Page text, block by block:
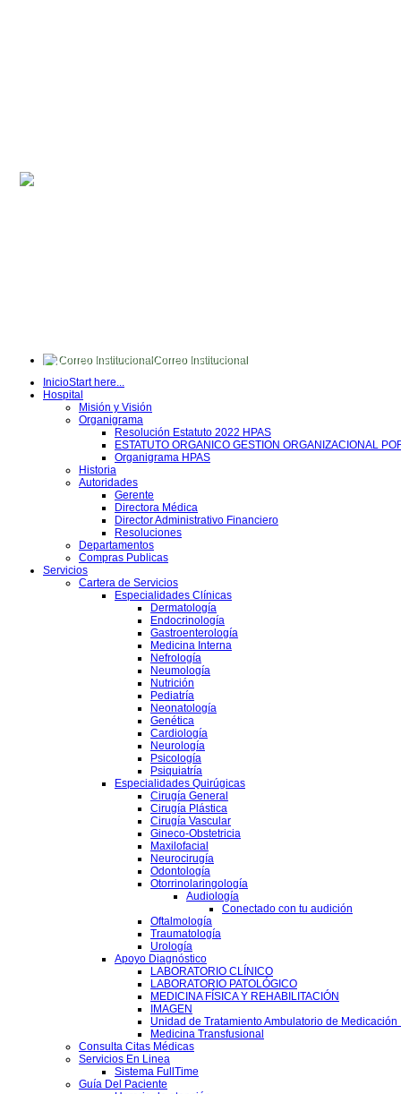
Correo Institucional
Intranet
Quipux
InicioStart here...
Hospital
Misión y Visión
Organigrama
Resolución Estatuto 2022 HPAS
ESTATUTO ORGANICO GESTION ORGANIZACIONAL
Organigrama HPAS
Historia
Autoridades
Gerente
Directora Médica
Director Administrativo Financiero
Resoluciones
Departamentos
Compras Publicas
Servicios
Cartera de Servicios
Especialidades Clínicas
Dermatología
Endocrinología
Gastroenterología
Medicina Interna
Nefrología
Neumología
Nutrición
Pediatría
Neonatología
Genética
Cardiología
Neurología
Psicología
Psiquiatría
Especialidades Quirúgicas
Cirugía General
Cirugía Plástica
Cirugía Vascular
Gineco-Obstetricia
Maxilofacial
Neurocirugía
Odontología
Otorrinolaringología
Audiología
Conectado con tu audición
Oftalmología
Traumatología
Urología
Apoyo Diagnóstico
LABORATORIO CLÍNICO
LABORATORIO PATOLÓGICO
MEDICINA FÍSICA Y REHABILITACIÓN
IMAGEN
Unidad de Tratamiento Ambulatorio de Medicación
Medicina Transfusional
Consulta Citas Médicas
Servicios En Linea
Sistema FullTime
Guía Del Paciente